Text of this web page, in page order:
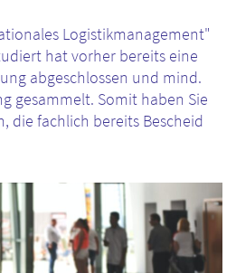
Logistikmanagement"
hat vorher bereits eine
abgeschlossen und mind.
gesammelt. Somit haben Sie
die fachlich bereits Bescheid